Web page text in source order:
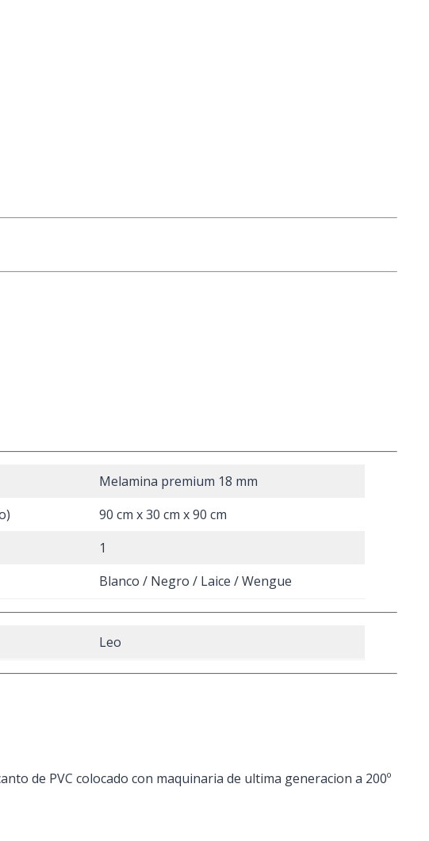
Melamina premium 18 mm
90 cm x 30 cm x 90 cm
1
Blanco / Negro / Laice / Wengue
Leo
de PVC colocado con maquinaria de ultima generacion a 200º